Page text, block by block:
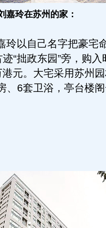
嘉玲在苏州的家：
以自己名字把豪宅
“拙政东园”旁，购
元。大宅采用苏州
、6套卫浴，亭台楼